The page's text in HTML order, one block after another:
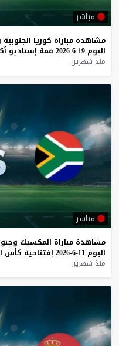
مباشر
مشاهدة مباراة كوريا الجنوبية
اليوم 19-6-2026 قمة إستاديو
منذ شهرين
مباشر
مشاهدة مباراة المكسيك
اليوم 11-6-2026 إفتتاحية كأس
منذ شهرين